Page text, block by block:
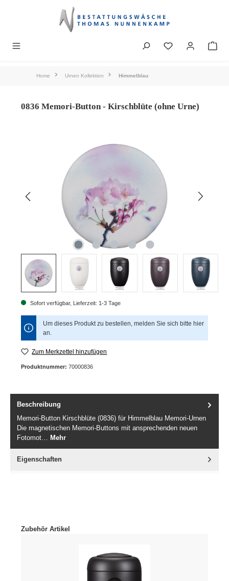
Home Urnen Kollektion Himmelblau
0836 Memori-Button - Kirschblüte (ohne Urne)
Sofort verfügbar, Lieferzeit: 1-3 Tage
Um dieses Produkt zu bestellen, melden Sie sich bittehier
an.
Zum Merkzettel hinzufügen
Produktnummer: 70000836
Beschreibung
Memori-Button Kirschblüte (0836) für Himmelblau Memori-Urnen
Die magnetischen Memori-Buttons mit ansprechenden neuen
Fotomot…
Mehr
Eigenschaften
Produktgalerie überspringen
Zubehör Artikel